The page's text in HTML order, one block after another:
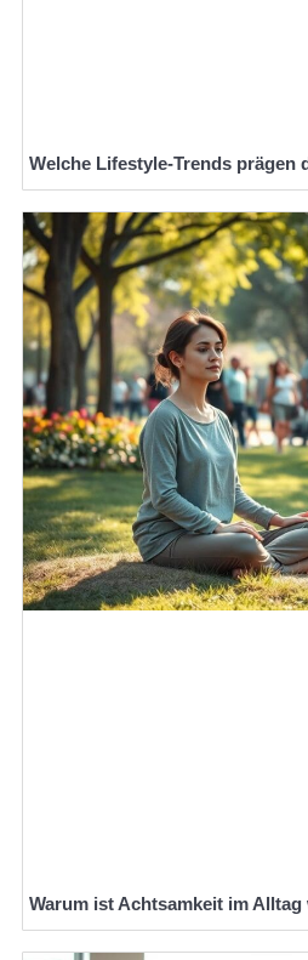
Welche Lifestyle-Trends prägen
Warum ist Achtsamkeit im